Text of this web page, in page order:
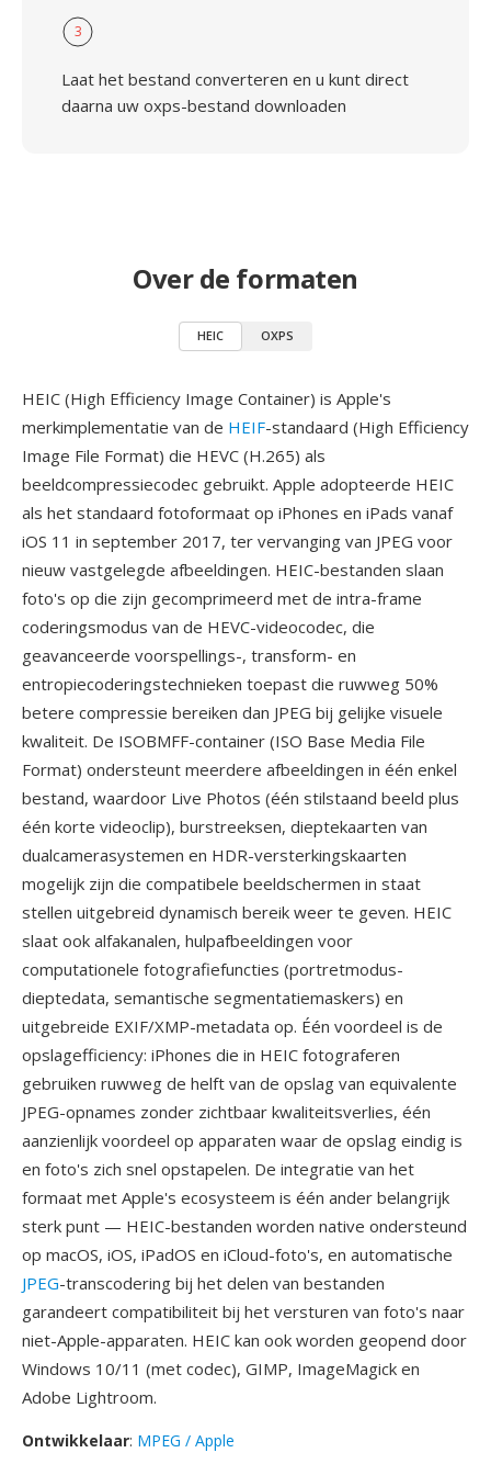
3
Laat het bestand converteren en u kunt direct
daarna uw oxps-bestand downloaden
Over de formaten
HEIC OXPS
HEIC (High Efficiency Image Container) is Apple's
merkimplementatie van de HEIF-standaard (High Efficiency
Image File Format) die HEVC (H.265) als
beeldcompressiecodec gebruikt. Apple adopteerde HEIC
als het standaard fotoformaat op iPhones en iPads vanaf
iOS 11 in september 2017, ter vervanging van JPEG voor
nieuw vastgelegde afbeeldingen. HEIC-bestanden slaan
foto's op die zijn gecomprimeerd met de intra-frame
coderingsmodus van de HEVC-videocodec, die
geavanceerde voorspellings-, transform- en
entropiecoderingstechnieken toepast die ruwweg 50%
betere compressie bereiken dan JPEG bij gelijke visuele
kwaliteit. De ISOBMFF-container (ISO Base Media File
Format) ondersteunt meerdere afbeeldingen in één enkel
bestand, waardoor Live Photos (één stilstaand beeld plus
één korte videoclip), burstreeksen, dieptekaarten van
dualcamerasystemen en HDR-versterkingskaarten
mogelijk zijn die compatibele beeldschermen in staat
stellen uitgebreid dynamisch bereik weer te geven. HEIC
slaat ook alfakanalen, hulpafbeeldingen voor
computationele fotografiefuncties (portretmodus-
dieptedata, semantische segmentatiemaskers) en
uitgebreide EXIF/XMP-metadata op. Één voordeel is de
opslagefficiency: iPhones die in HEIC fotograferen
gebruiken ruwweg de helft van de opslag van equivalente
JPEG-opnames zonder zichtbaar kwaliteitsverlies, één
aanzienlijk voordeel op apparaten waar de opslag eindig is
en foto's zich snel opstapelen. De integratie van het
formaat met Apple's ecosysteem is één ander belangrijk
sterk punt — HEIC-bestanden worden native ondersteund
op macOS, iOS, iPadOS en iCloud-foto's, en automatische
JPEG-transcodering bij het delen van bestanden
garandeert compatibiliteit bij het versturen van foto's naar
niet-Apple-apparaten. HEIC kan ook worden geopend door
Windows 10/11 (met codec), GIMP, ImageMagick en
Adobe Lightroom.
Ontwikkelaar: MPEG / Apple